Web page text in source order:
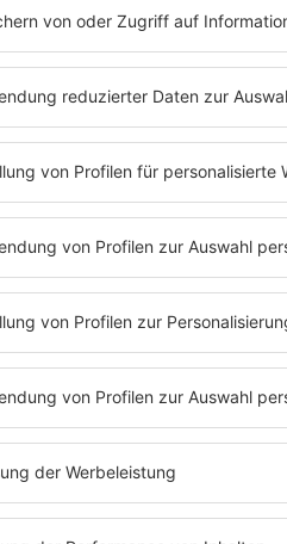
Hier gibt es
Mit den Waffeln einer Frau
KAISER